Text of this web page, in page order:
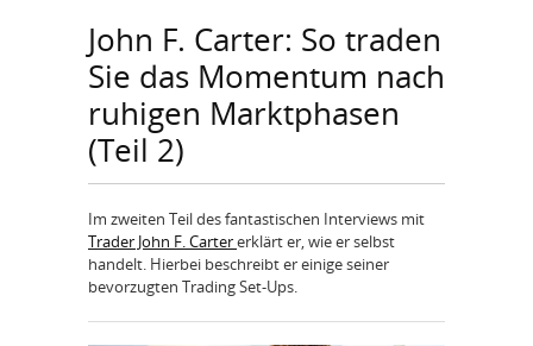
John F. Carter: So traden
Sie das Momentum nach
ruhigen Marktphasen
(Teil 2)
Im zweiten Teil des fantastischen Interviews mit
Trader John F. Cartererklärt er, wie er selbst
handelt. Hierbei beschreibt er einige seiner
bevorzugten Trading Set-Ups.